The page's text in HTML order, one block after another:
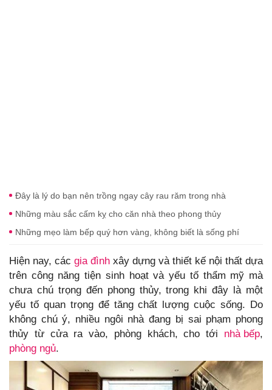
Đây là lý do bạn nên trồng ngay cây rau răm trong nhà
Những màu sắc cấm kỵ cho căn nhà theo phong thủy
Những mẹo làm bếp quý hơn vàng, không biết là sống phí
Hiện nay, các gia đình xây dựng và thiết kế nội thất dựa
trên công năng tiện sinh hoạt và yếu tố thẩm mỹ mà
chưa chú trọng đến phong thủy, trong khi đây là một
yếu tố quan trọng để tăng chất lượng cuộc sống. Do
không chú ý, nhiều ngôi nhà đang bị sai phạm phong
thủy từ cửa ra vào, phòng khách, cho tới nhà bếp,
phòng ngủ.